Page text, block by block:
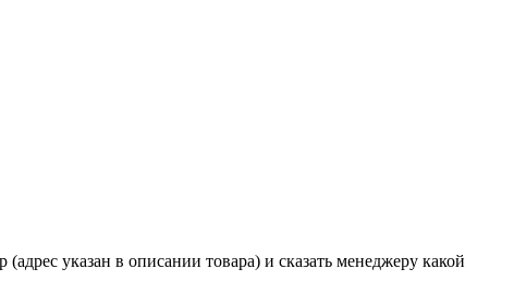
указан в описании товара) и сказать менеджеру какой